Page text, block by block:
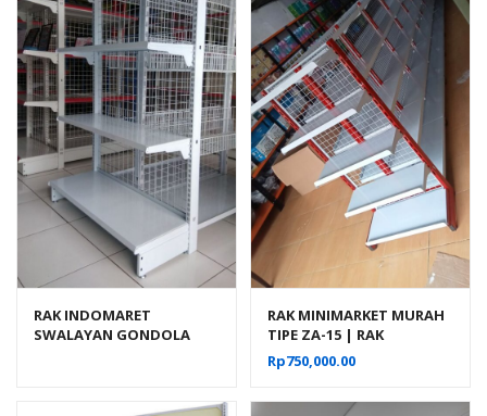
RAK INDOMARET
SWALAYAN GONDOLA
RAK MINIMARKET MURAH
TIPE ZA-15 | RAK
GONDOLA DISPLAY TOKO
Rp750,000.00